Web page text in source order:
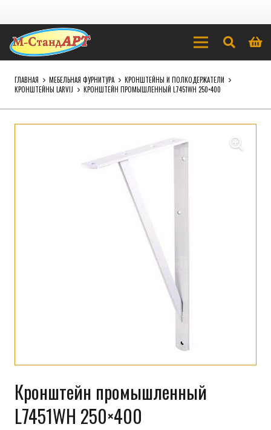
ГЛАВНАЯ МЕБЕЛЬНАЯ ФУРНИТУРА
КРОНШТЕЙНЫ И ПОЛКОДЕРЖАТЕЛИ
КРОНШТЕЙНЫ LARVIJ
КРОНШТЕЙН ПРОМЫШЛЕННЫЙ L7451WH 250×400
Кронштейн промышленный
L7451WH 250×400